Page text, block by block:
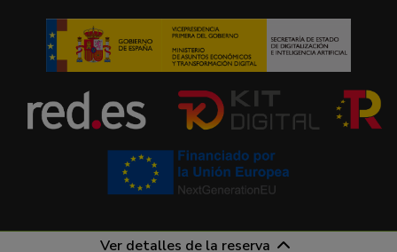
Ver detalles de la reserva